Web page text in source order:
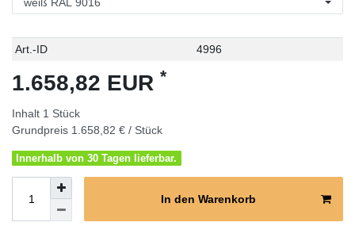
Technisches
Wert
Art.-ID 4996
1.658,82 EUR *
Inhalt 1 Stück
Grundpreis 1.658,82 € / Stück
Innerhalb von 30 Tagen lieferbar.
In den Warenkorb